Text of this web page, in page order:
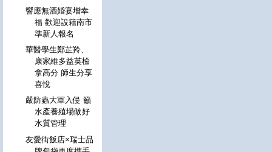
響應無酒婚宴增幸
福 歡迎設籍南市
準新人報名
華醫學生鄭芷羚、
康家維多益英檢
拿高分 師生分享
喜悅
嚴防蟲大軍入侵 籲
水產養殖場做好
水質管理
友愛街飯店×瑞士品